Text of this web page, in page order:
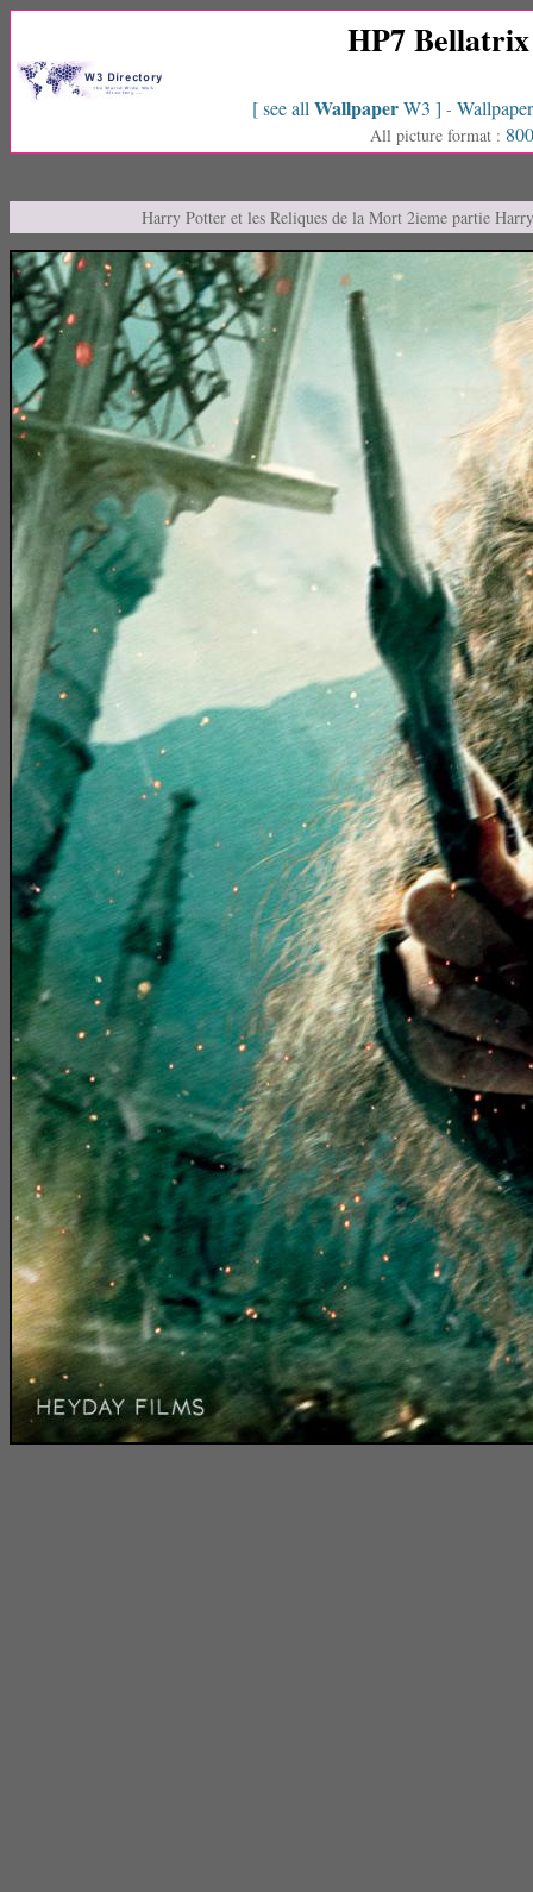
HP7
[ see all WallpaperW3 ] -
All picture format :
Harry Potter et les Reliques de la Mort 2ieme partie